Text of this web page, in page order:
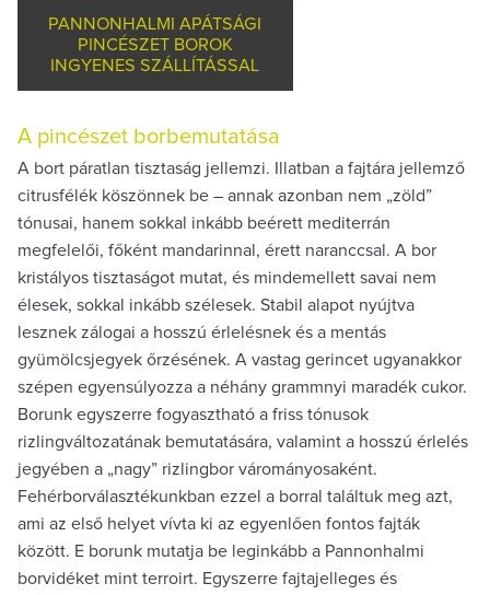
PANNONHALMI APÁTSÁGI
PINCÉSZET BOROK
INGYENES SZÁLLÍTÁSSAL
A pincészet borbemutatása
A bort páratlan tisztaság jellemzi. Illatban a fajtára jellemző
citrusfélék köszönnek be – annak azonban nem „zöld”
tónusai, hanem sokkal inkább beérett mediterrán
megfelelői, főként mandarinnal, érett naranccsal. A bor
kristályos tisztaságot mutat, és mindemellett savai nem
élesek, sokkal inkább szélesek. Stabil alapot nyújtva
lesznek zálogai a hosszú érlelésnek és a mentás
gyümölcsjegyek őrzésének. A vastag gerincet ugyanakkor
szépen egyensúlyozza a néhány grammnyi maradék cukor.
Borunk egyszerre fogyasztható a friss tónusok
rizlingváltozatának bemutatására, valamint a hosszú érlelés
jegyében a „nagy” rizlingbor várományosaként.
Fehérborválasztékunkban ezzel a borral találtuk meg azt,
ami az első helyet vívta ki az egyenlően fontos fajták
között. E borunk mutatja be leginkább a Pannonhalmi
borvidéket mint terroirt. Egyszerre fajtajelleges és